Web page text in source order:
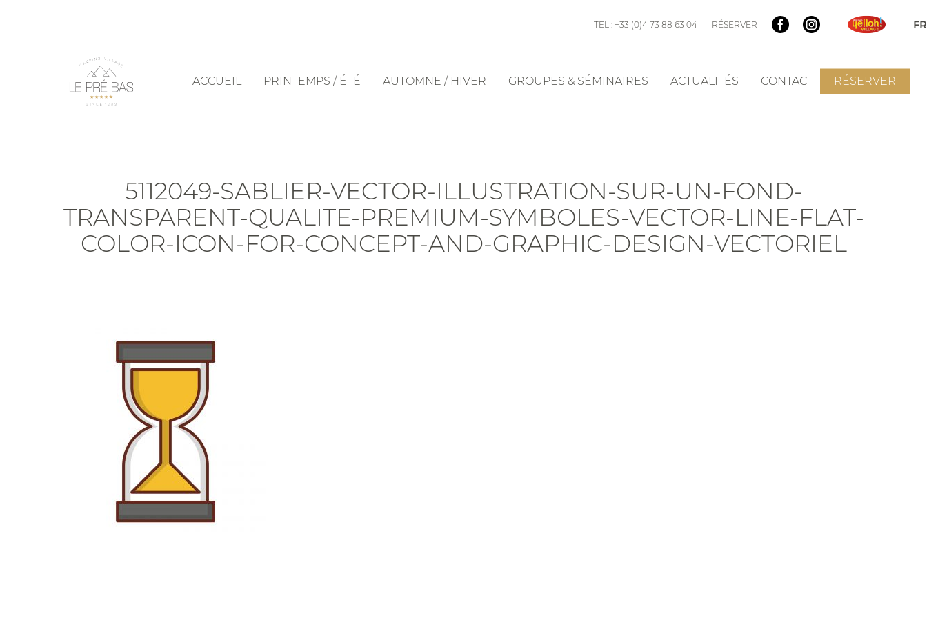
TEL : +33 (0)4 73 88 63 04 RÉSERVER
ACCUEIL PRINTEMPS / ÉTÉ AUTOMNE / HIVER GROUPES & SÉMINAIRES ACTUALITÉS CONTACT RÉSERVER
5112049-SABLIER-VECTOR-ILLUSTRATION-SUR-UN-FOND-
TRANSPARENT-QUALITE-PREMIUM-SYMBOLES-VECTOR-LINE-FLAT-
COLOR-ICON-FOR-CONCEPT-AND-GRAPHIC-DESIGN-VECTORIEL